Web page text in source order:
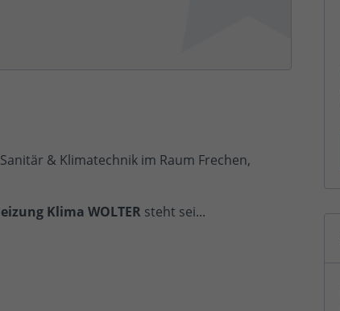
& Klimatechnik im Raum Frechen,
Klima WOLTER steht sei...